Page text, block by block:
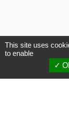
© Optique
This site uses
to enable
✓